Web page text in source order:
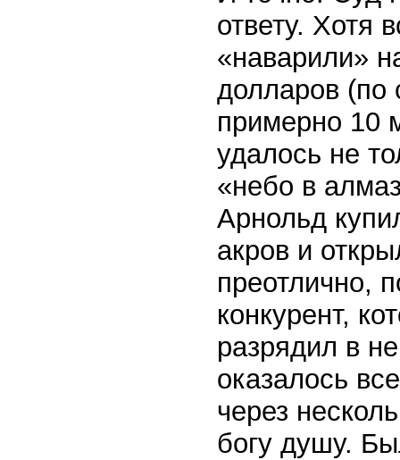
ответу. Хотя
«наварили»
долларов (по
примерно 10
удалось не
«небо в
Арнольд
акров и
преотлично,
конкурент,
разрядил в
оказалось
через
богу душу.